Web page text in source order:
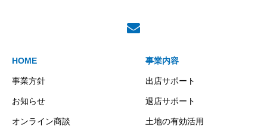
HOME
事業方針
お知らせ
オンライン商談
事業内容
出店サポート
退店サポート
土地の有効活用